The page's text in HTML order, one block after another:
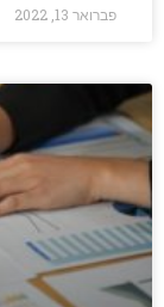
פברואר 13, 2022